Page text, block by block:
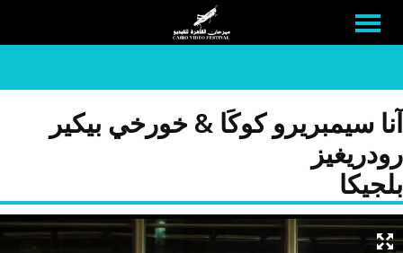
آنا سيمبريرو كوكَا & خورخي بيكير
رودريغيز
بلجيكا